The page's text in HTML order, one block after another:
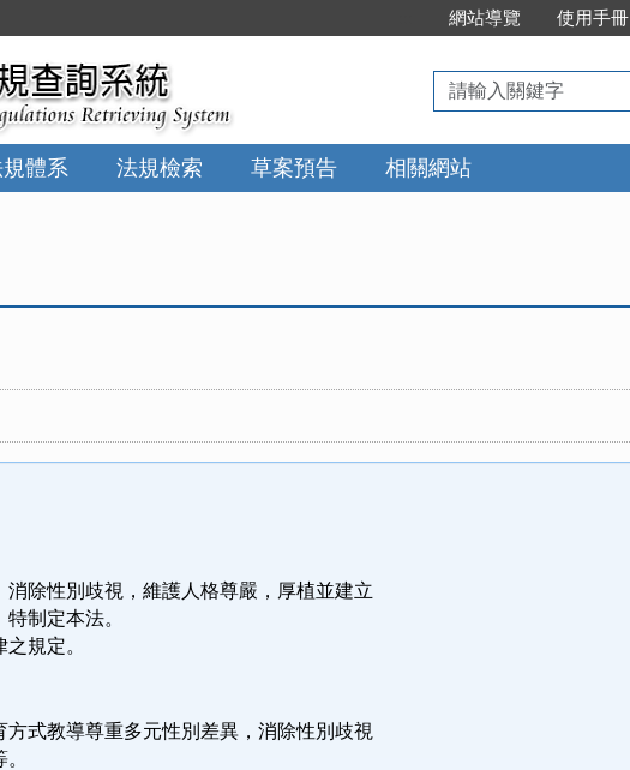
網站導覽 使用手冊
請
輸
入
關
鍵
體系 法規檢索 草案預告 相關網站
除性別歧視，維護人格尊嚴，厚植並建立
制定本法。
規定。
式教導尊重多元性別差異，消除性別歧視